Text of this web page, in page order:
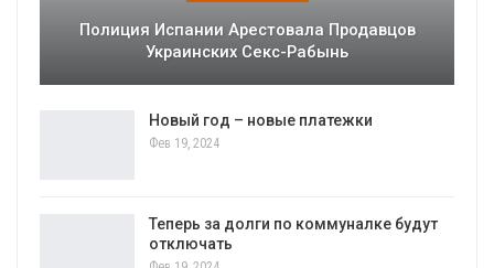
Полиция Испании Арестовала Продавцов
Украинских Секс-Рабынь
Новый год – новые платежки
Фев 19, 2024
Теперь за долги по коммуналке будут
отключать